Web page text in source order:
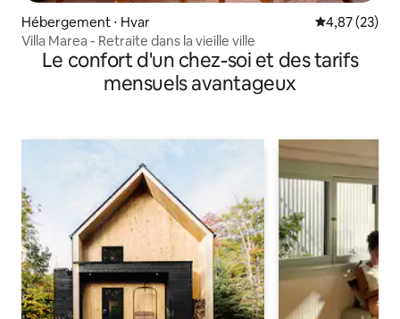
Hébergement ⋅ Hvar Évaluation
4,87 (23)
Villa Marea - Retraite dans la vieille ville
Le confort d'un chez-soi et des tarifs
mensuels avantageux